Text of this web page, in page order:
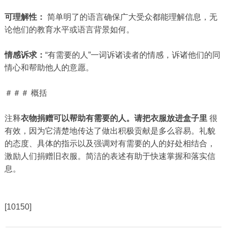
可理解性： 简单明了的语言确保广大受众都能理解信息，无
论他们的教育水平或语言背景如何。
情感诉求： “有需要的人”一词诉诸读者的情感，诉诸他们的同
情心和帮助他人的意愿。
＃＃＃ 概括
注释衣物捐赠可以帮助有需要的人。请把衣服放进盒子里 很
有效，因为它清楚地传达了做出积极贡献是多么容易。礼貌
的态度、具体的指示以及强调对有需要的人的好处相结合，
激励人们捐赠旧衣服。简洁的表述有助于快速掌握和落实信
息。
[10150]